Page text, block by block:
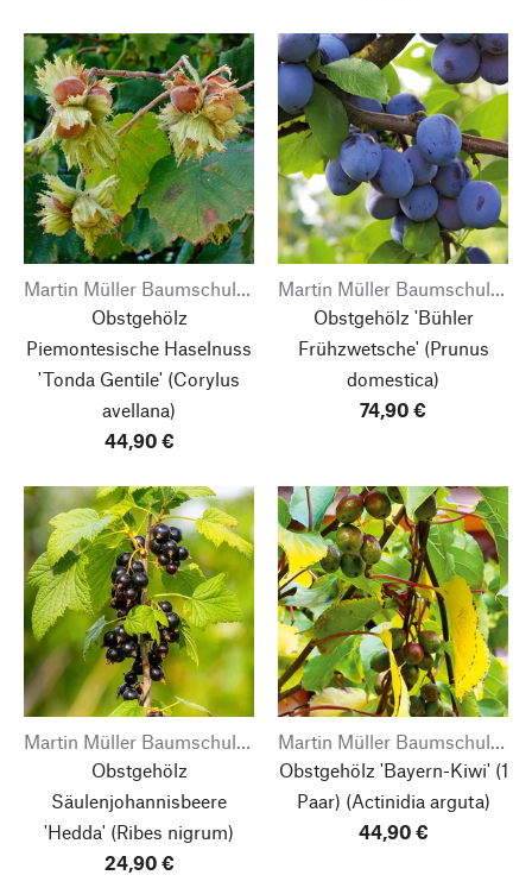
Martin Müller Baumschulen
Obstgehölz
Piemontesische Haselnuss
'Tonda Gentile' (Corylus
avellana)
44,90 €
Martin Müller Baumschulen
Obstgehölz 'Bühler
Frühzwetsche'(Prunus
domestica)
74,90 €
Martin Müller Baumschulen
Obstgehölz
Säulenjohannisbeere
'Hedda' (Ribes nigrum)
24,90 €
Martin Müller Baumschulen
Obstgehölz 'Bayern-Kiwi' (1
Paar) (Actinidia arguta)
44,90 €